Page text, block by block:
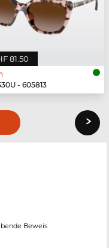
81.50
- 605813
›
Beweis